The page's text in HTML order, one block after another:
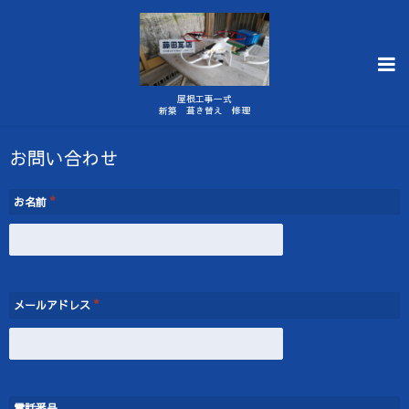
屋根工事一式
新築 葺き替え 修理
お問い合わせ
お名前 *
メールアドレス *